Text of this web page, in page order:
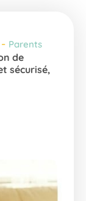
- Parents
de
sécurisé,